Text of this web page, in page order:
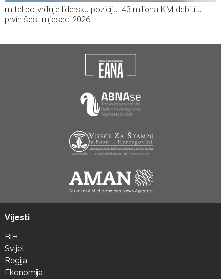
m:tel potvrđuje lidersku poziciju: 43 miliona KM dobiti u
prvih šest mjeseci 2026.
Vijesti
BiH
Svijet
Regija
Ekonomija